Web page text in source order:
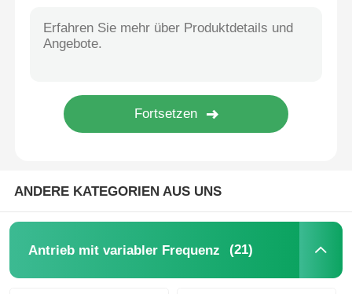
ANDERE KATEGORIEN AUS UNS
Antrieb mit variabler Frequenz (21)